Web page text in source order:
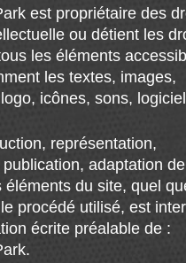
est propriétaire des
ou détient les
les éléments
les textes, images,
icônes, sons,
représentation,
adaptation
éléments du site, quel
procédé utilisé, est
écrite préalable de :